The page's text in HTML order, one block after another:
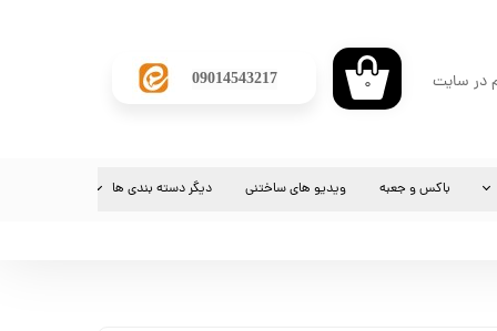
​09014543217 ۰ در سایت
باکس و جعبه ویدیو های ساختنی دیگر دسته بندی ها